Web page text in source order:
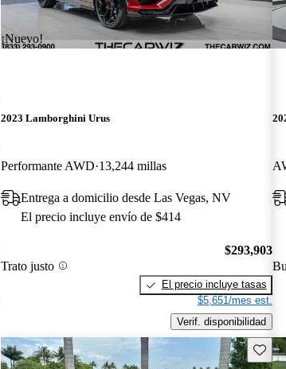
¡Nuevo!
2023 Lamborghini Urus
Performante AWD 13,244 millas
Entrega a domicilio desde Las Vegas, NV
El precio incluye envío de $414
Trato justo
$293,903
El precio incluye tasas
$5,651/mes est.
Verif. disponibilidad